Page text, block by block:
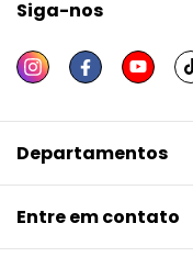
Siga-nos
Departamentos
Entre em contato